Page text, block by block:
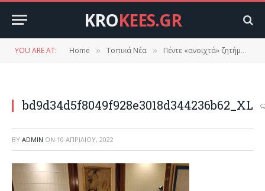
KROKEES.GR
YOU ARE AT: Home » Τοπικά Νέα » Πέντε «ανοιχτά» ζητήματα της Λακωνίας έθεσε ο Κρητικός στη Μενδώνη
bd9d34d5f8049f928e3018d344236b62_XL
BY ADMIN ON 10 ΑΠΡΙΛΊΟΥ, 2022